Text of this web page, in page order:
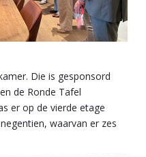
Die is gesponsord
de Ronde Tafel
er op de vierde etage
waarvan er zes